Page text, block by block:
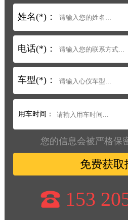
姓名(*)：
电话(*)：
车型(*)：
用车时间：
您的信息会被严格保
免费获取
153